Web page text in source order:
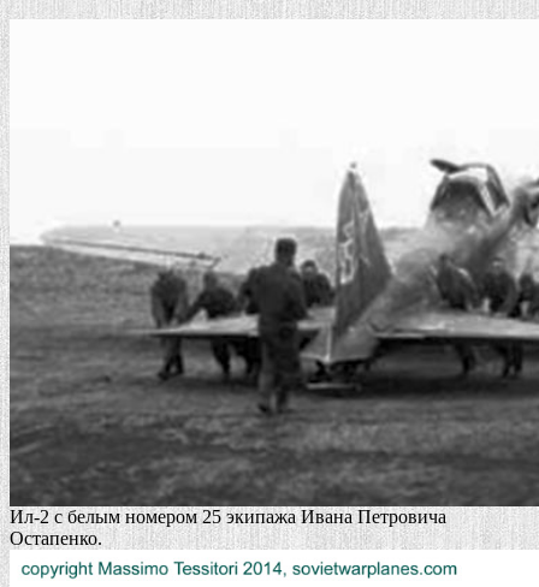
Ил-2 с белым номером 25 экипажа Ивана Петровича
Остапенко.